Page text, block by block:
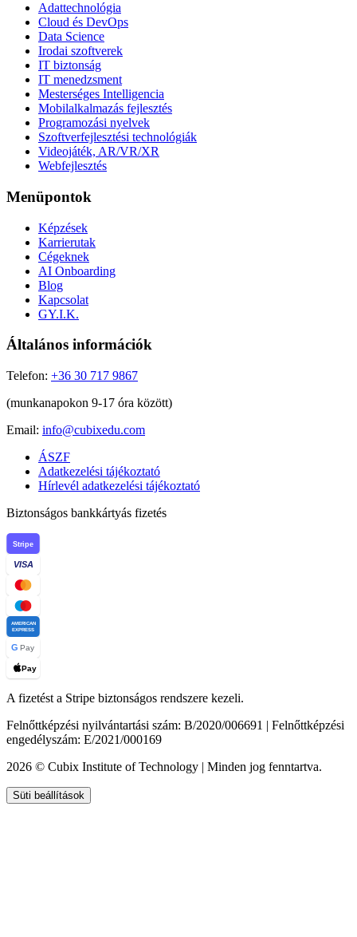
Adattechnológia
Cloud és DevOps
Data Science
Irodai szoftverek
IT biztonság
IT menedzsment
Mesterséges Intelligencia
Mobilalkalmazás fejlesztés
Programozási nyelvek
Szoftverfejlesztési technológiák
Videojáték, AR/VR/XR
Webfejlesztés
Menüpontok
Képzések
Karrierutak
Cégeknek
AI Onboarding
Blog
Kapcsolat
GY.I.K.
Általános információk
Telefon: +36 30 717 9867
(munkanapokon 9-17 óra között)
Email: info@cubixedu.com
ÁSZF
Adatkezelési tájékoztató
Hírlevél adatkezelési tájékoztató
Biztonságos bankkártyás fizetés
Stripe
VISA
AMERICAN
EXPRESS
G Pay
Pay
A fizetést a Stripe biztonságos rendszere kezeli.
Felnőttképzési nyilvántartási szám: B/2020/006691 | Felnőttképzési
engedélyszám: E/2021/000169
2026 © Cubix Institute of Technology | Minden jog fenntartva.
Süti beállítások